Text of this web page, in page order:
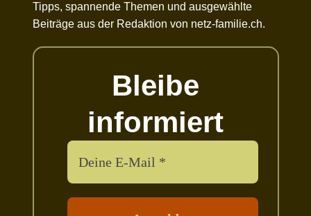
Tipps, spannende Themen und ausgewählte
Beiträge aus der Redaktion von netz-familie.ch.
Bleibe
informiert